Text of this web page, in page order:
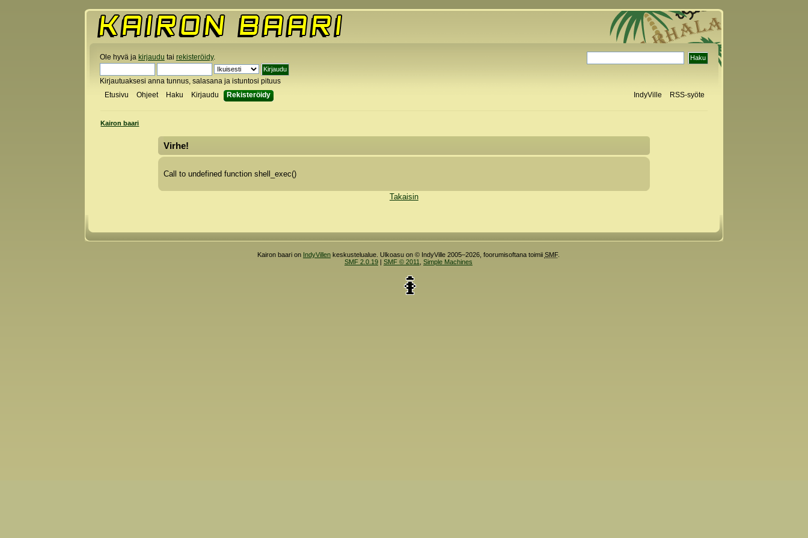
Ole hyvä ja kirjaudu tai rekisteröidy.
Kirjautuaksesi anna tunnus, salasana ja istuntosi pituus
Etusivu
Ohjeet Haku Kirjaudu Rekisteröidy IndyVille RSS-syöte
Kairon baari
Virhe!
Call to undefined function shell_exec()
Takaisin
Kairon baari on IndyVillenkeskustelualue. Ulkoasu on © IndyVille 2005–2026, foorumisoftana toimii SMF.
SMF 2.0.19| SMF © 2011 Simple Machines